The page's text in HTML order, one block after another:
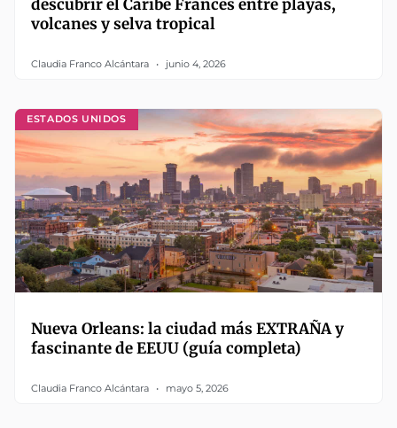
descubrir el Caribe Francés entre playas,
volcanes y selva tropical
Claudia Franco Alcántara junio 4, 2026
ESTADOS UNIDOS
Nueva Orleans: la ciudad más EXTRAÑA y
fascinante de EEUU (guía completa)
Claudia Franco Alcántara mayo 5, 2026